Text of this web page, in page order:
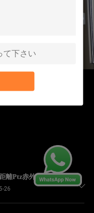
離Ptz赤外線
26